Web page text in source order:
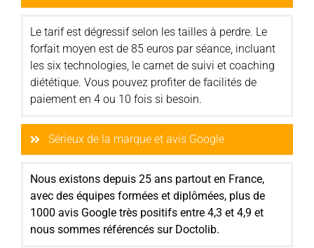
Le tarif est dégressif selon les tailles à perdre. Le
forfait moyen est de 85 euros par séance, incluant
les six technologies, le carnet de suivi et coaching
diététique. Vous pouvez profiter de facilités de
paiement en 4 ou 10 fois si besoin.
Sérieux de la marque et avis Google
Nous existons depuis 25 ans partout en France,
avec des équipes formées et diplômées, plus de
1000 avis Google très positifs entre 4,3 et 4,9 et
nous sommes référencés sur Doctolib.